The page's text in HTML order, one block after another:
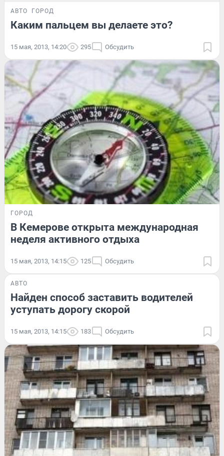
АВТО ГОРОД
Каким пальцем вы делаете это?
15 мая, 2013, 14:20 295 Обсудить
ГОРОД
В Кемерове открыта международная
неделя активного отдыха
15 мая, 2013, 14:15 125 Обсудить
АВТО
Найден способ заставить водителей
уступать дорогу скорой
15 мая, 2013, 14:15 183 Обсудить